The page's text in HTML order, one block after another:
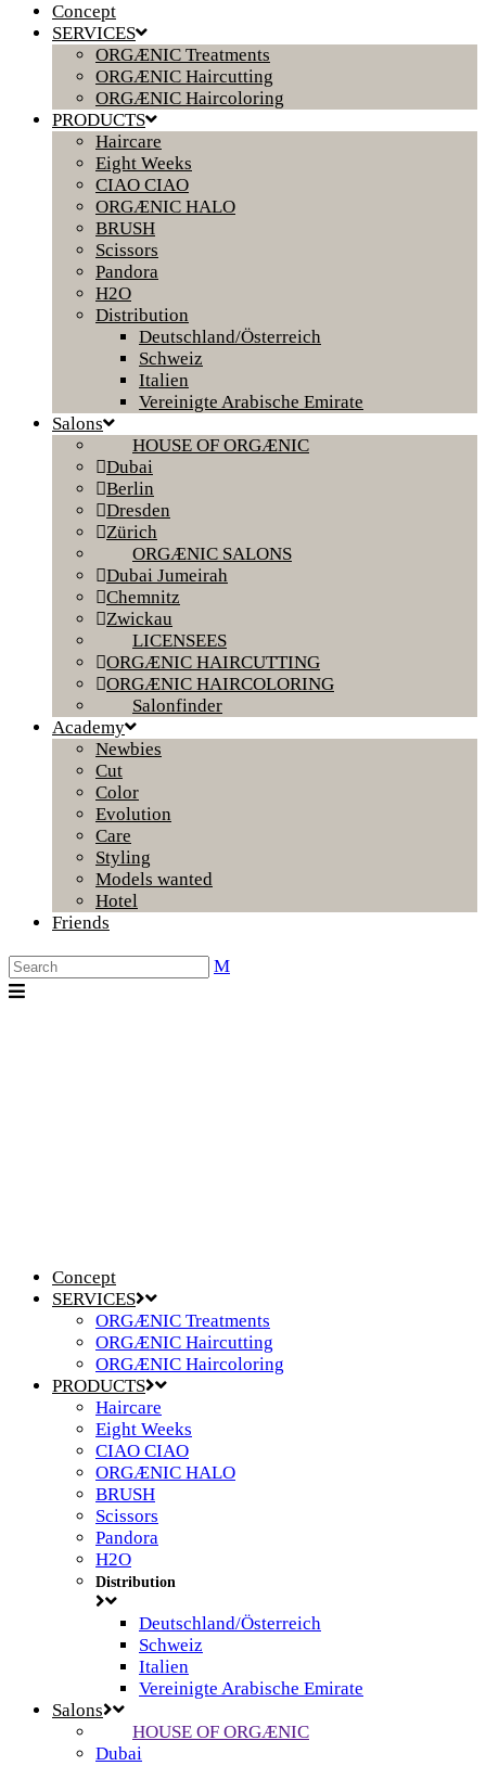
Concept
SERVICES
ORGÆNIC Treatments
ORGÆNIC Haircutting
ORGÆNIC Haircoloring
PRODUCTS
Haircare
Eight Weeks
CIAO CIAO
ORGÆNIC HALO
BRUSH
Scissors
Pandora
H2O
Distribution
Deutschland/Österreich
Schweiz
Italien
Vereinigte Arabische Emirate
Salons
HOUSE OF ORGÆNIC
Dubai
Berlin
Dresden
Zürich
ORGÆNIC SALONS
Dubai Jumeirah
Chemnitz
Zwickau
LICENSEES
ORGÆNIC HAIRCUTTING
ORGÆNIC HAIRCOLORING
Salonfinder
Academy
Newbies
Cut
Color
Evolution
Care
Styling
Models wanted
Hotel
Friends
Concept
SERVICES
ORGÆNIC Treatments
ORGÆNIC Haircutting
ORGÆNIC Haircoloring
PRODUCTS
Haircare
Eight Weeks
CIAO CIAO
ORGÆNIC HALO
BRUSH
Scissors
Pandora
H2O
Distribution
Deutschland/Österreich
Schweiz
Italien
Vereinigte Arabische Emirate
Salons
HOUSE OF ORGÆNIC
Dubai